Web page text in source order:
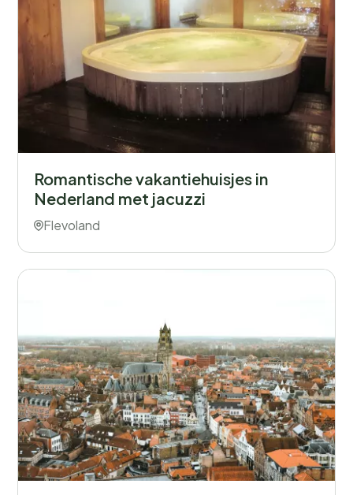
Romantische vakantiehuisjes in
Nederland met jacuzzi
Flevoland